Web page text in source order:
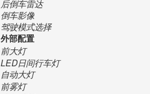
后倒车雷达
倒车影像
驾驶模式选择
外部配置
前大灯
LED日间行车灯
自动大灯
前雾灯